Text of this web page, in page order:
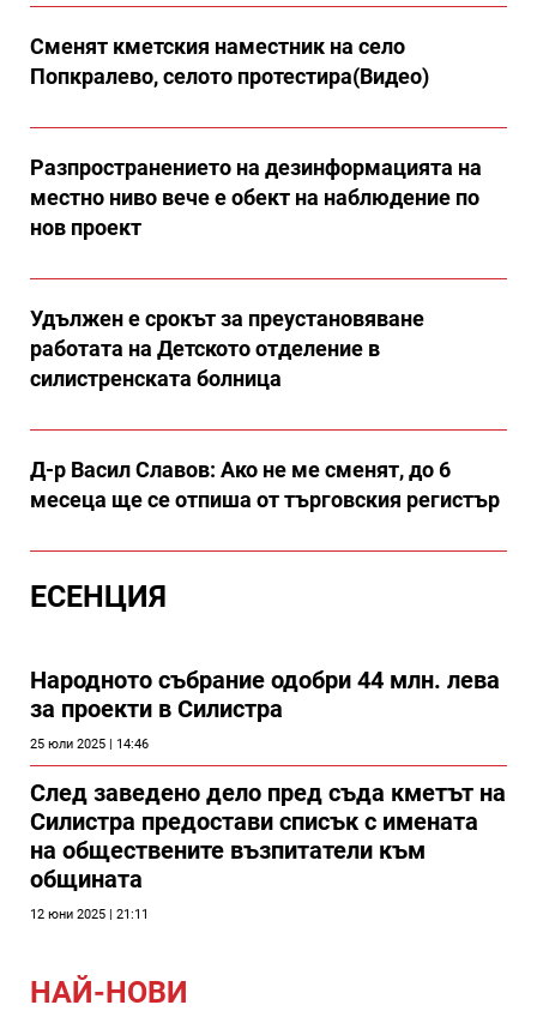
Сменят кметския наместник на село
Попкралево, селото протестира(Видео)
Разпространението на дезинформацията на
местно ниво вече е обект на наблюдение по
нов проект
Удължен е срокът за преустановяване
работата на Детското отделение в
силистренската болница
Д-р Васил Славов: Ако не ме сменят, до 6
месеца ще се отпиша от търговския регистър
ЕСЕНЦИЯ
Народното събрание одобри 44 млн. лева
за проекти в Силистра
25 юли 2025 | 14:46
След заведено дело пред съда кметът на
Силистра предостави списък с имената
на обществените възпитатели към
общината
12 юни 2025 | 21:11
НАЙ-НОВИ